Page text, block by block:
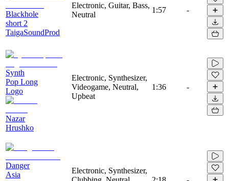
Blackhole
short 2
TaigaSoundProd
Electronic, Guitar, Bass,
Neutral
1:57 -
Synth
Pop Long
Logo
Nazar
Hrushko
Electronic, Synthesizer,
Videogame, Neutral,
Upbeat
1:36 -
Danger
Asia
Electronic, Synthesizer,